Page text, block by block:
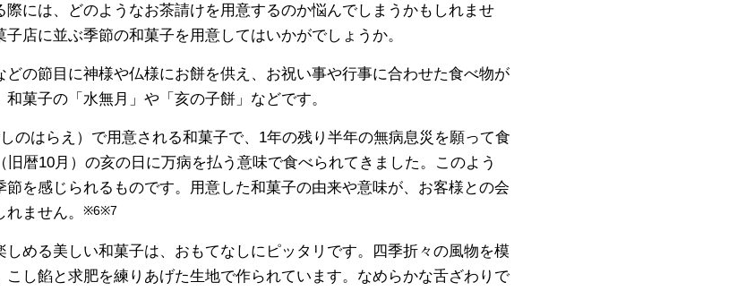
には、どのようなお茶請けを用意するのか悩んでしまうかもしれませ
店に並ぶ季節の和菓子を用意してはいかがでしょうか。
どの節目に神様や仏様にお餅を供え、お祝い事や行事に合わせた食べ物が
菓子の「水無月」や「亥の子餅」などです。
のはらえ）で用意される和菓子で、1年の残り半年の無病息災を願って食
暦10月）の亥の日に万病を払う意味で食べられてきました。このよう
を感じられるものです。用意した和菓子の由来や意味が、お客様との会
ません。
※6※7
しめる美しい和菓子は、おもてなしにピッタリです。四季折々の風物を模
こし餡と求肥を練りあげた生地で作られています。なめらかな舌ざわりで